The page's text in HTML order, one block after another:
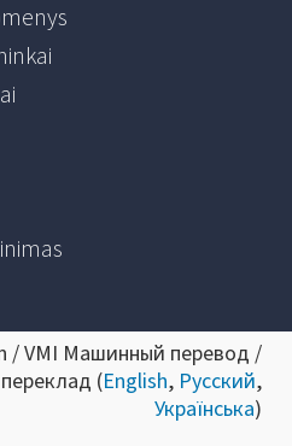
/ VMI Машинный перевод /
(English, Русский,
Українська)